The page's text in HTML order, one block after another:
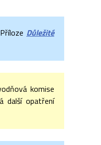
Důležité
komise
další opatření